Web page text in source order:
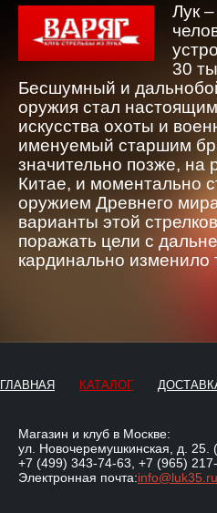
Лук
30
Бесшумный и
оружия стал
искусства охоты и
именуемый старшим
значительно позже, на
Китае, и моментально
оружием Древнего
варианты этой
поражать цели с
кардинально изменило
ГЛАВНАЯ КАТАЛОГ
Магазин и клуб в Москве:
ул. Новочеремушкинская, д. 25.
+7 (499) 343-74-63 +7 (965)
Электронная почта:info@luk35.ru